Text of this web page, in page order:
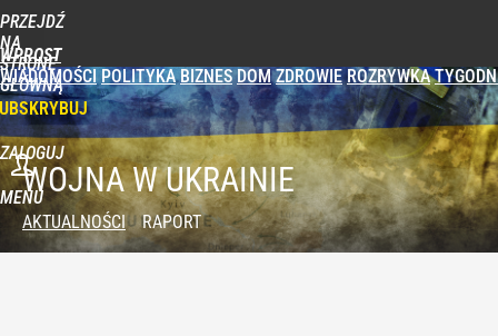
PRZEJDŹ
NA
STRONĘ
GŁÓWNĄ
WPROST
WIADOMOŚCI POLITYKA BIZNES DOM ZDROWIE ROZRYWKA
ZALOGUJ
MENUWOJNA W UKRAINIE
AKTUALNOŚCI RAPORT